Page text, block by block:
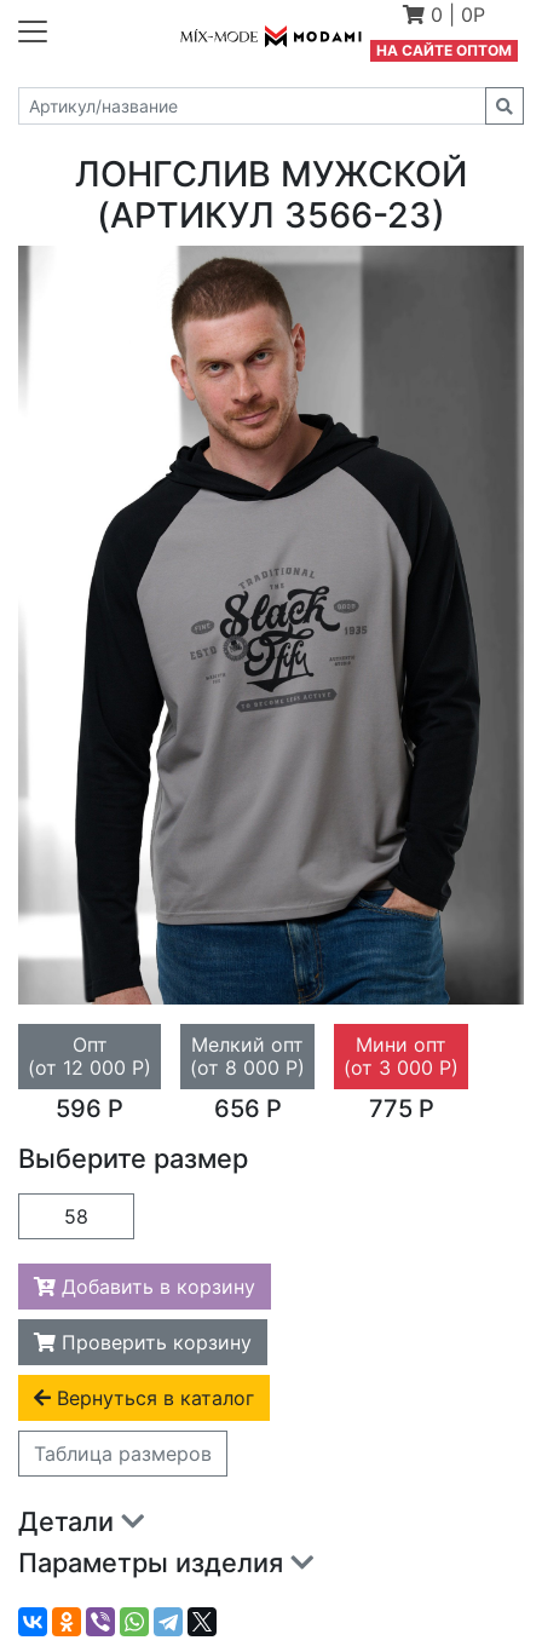
0 0Р
НА САЙТЕ ОПТОМ
ЛОНГСЛИВ МУЖСКОЙ
(АРТИКУЛ 3566-23)
Опт
(от 12 000 Р)
596 Р
Мелкий опт
(от 8 000 Р)
656 Р
Мини опт
(от 3 000 Р)
775 Р
Выберите размер
58
Добавить в корзину
Проверить корзину
Вернуться в каталог
Таблица размеров
Детали
Параметры изделия